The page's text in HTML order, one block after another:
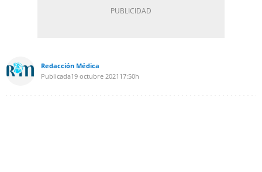
Redacción Médica
Publicada19 octubre 2021 17:50h